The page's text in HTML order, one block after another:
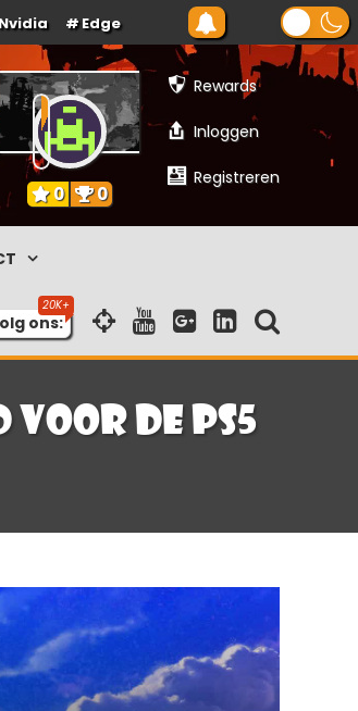
Nvidia Edge
Rewards
Inloggen
Registreren
0 0
ons:
de PS5